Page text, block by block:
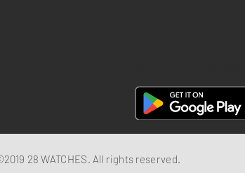
28 WATCHES. All rights reserved.